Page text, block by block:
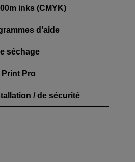
inks (CMYK)
d’aide
séchage
Pro
/ de sécurité